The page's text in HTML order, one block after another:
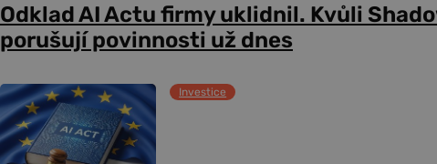
Odklad AI Actu firmy uklidnil. Kvůli
porušují povinnosti už dnes
Investice